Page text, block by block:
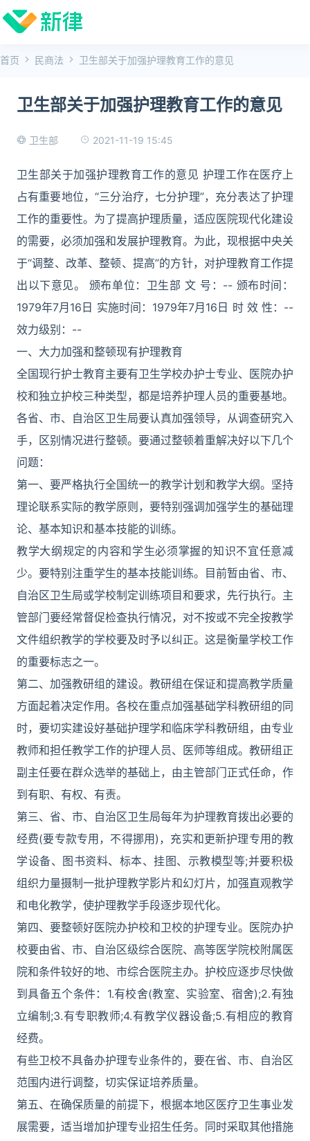
首页 民商法 卫生部关于加强护理教育工作的意见
卫生部关于加强护理教育工作的意见
卫生部 2021-11-19 15:45
卫生部关于加强护理教育工作的意见 护理工作在医疗上
占有重要地位，“三分治疗，七分护理”，充分表达了护理
工作的重要性。为了提高护理质量，适应医院现代化建设
的需要，必须加强和发展护理教育。为此，现根据中央关
于“调整、改革、整顿、提高”的方针，对护理教育工作提
出以下意见。 颁布单位：卫生部 文 号：-- 颁布时间：
1979年7月16日 实施时间：1979年7月16日 时 效 性：--
效力级别：--
一、大力加强和整顿现有护理教育
全国现行护士教育主要有卫生学校办护士专业、医院办护
校和独立护校三种类型，都是培养护理人员的重要基地。
各省、市、自治区卫生局要认真加强领导，从调查研究入
手，区别情况进行整顿。要通过整顿着重解决好以下几个
问题：
第一、要严格执行全国统一的教学计划和教学大纲。坚持
理论联系实际的教学原则，要特别强调加强学生的基础理
论、基本知识和基本技能的训练。
教学大纲规定的内容和学生必须掌握的知识不宜任意减
少。要特别注重学生的基本技能训练。目前暂由省、市、
自治区卫生局或学校制定训练项目和要求，先行执行。主
管部门要经常督促检查执行情况，对不按或不完全按教学
文件组织教学的学校要及时予以纠正。这是衡量学校工作
的重要标志之一。
第二、加强教研组的建设。教研组在保证和提高教学质量
方面起着决定作用。各校在重点加强基础学科教研组的同
时，要切实建设好基础护理学和临床学科教研组，由专业
教师和担任教学工作的护理人员、医师等组成。教研组正
副主任要在群众选举的基础上，由主管部门正式任命，作
到有职、有权、有责。
第三、省、市、自治区卫生局每年为护理教育拨出必要的
经费(要专款专用，不得挪用)，充实和更新护理专用的教
学设备、图书资料、标本、挂图、示教模型等;并要积极
组织力量摄制一批护理教学影片和幻灯片，加强直观教学
和电化教学，使护理教学手段逐步现代化。
第四、要整顿好医院办护校和卫校的护理专业。医院办护
校要由省、市、自治区级综合医院、高等医学院校附属医
院和条件较好的地、市综合医院主办。护校应逐步尽快做
到具备五个条件：1.有校舍(教室、实验室、宿舍);2.有独
立编制;3.有专职教师;4.有教学仪器设备;5.有相应的教育
经费。
有些卫校不具备办护理专业条件的，要在省、市、自治区
范围内进行调整，切实保证培养质量。
第五、在确保质量的前提下，根据本地区医疗卫生事业发
展需要，适当增加护理专业招生任务。同时采取其他措施